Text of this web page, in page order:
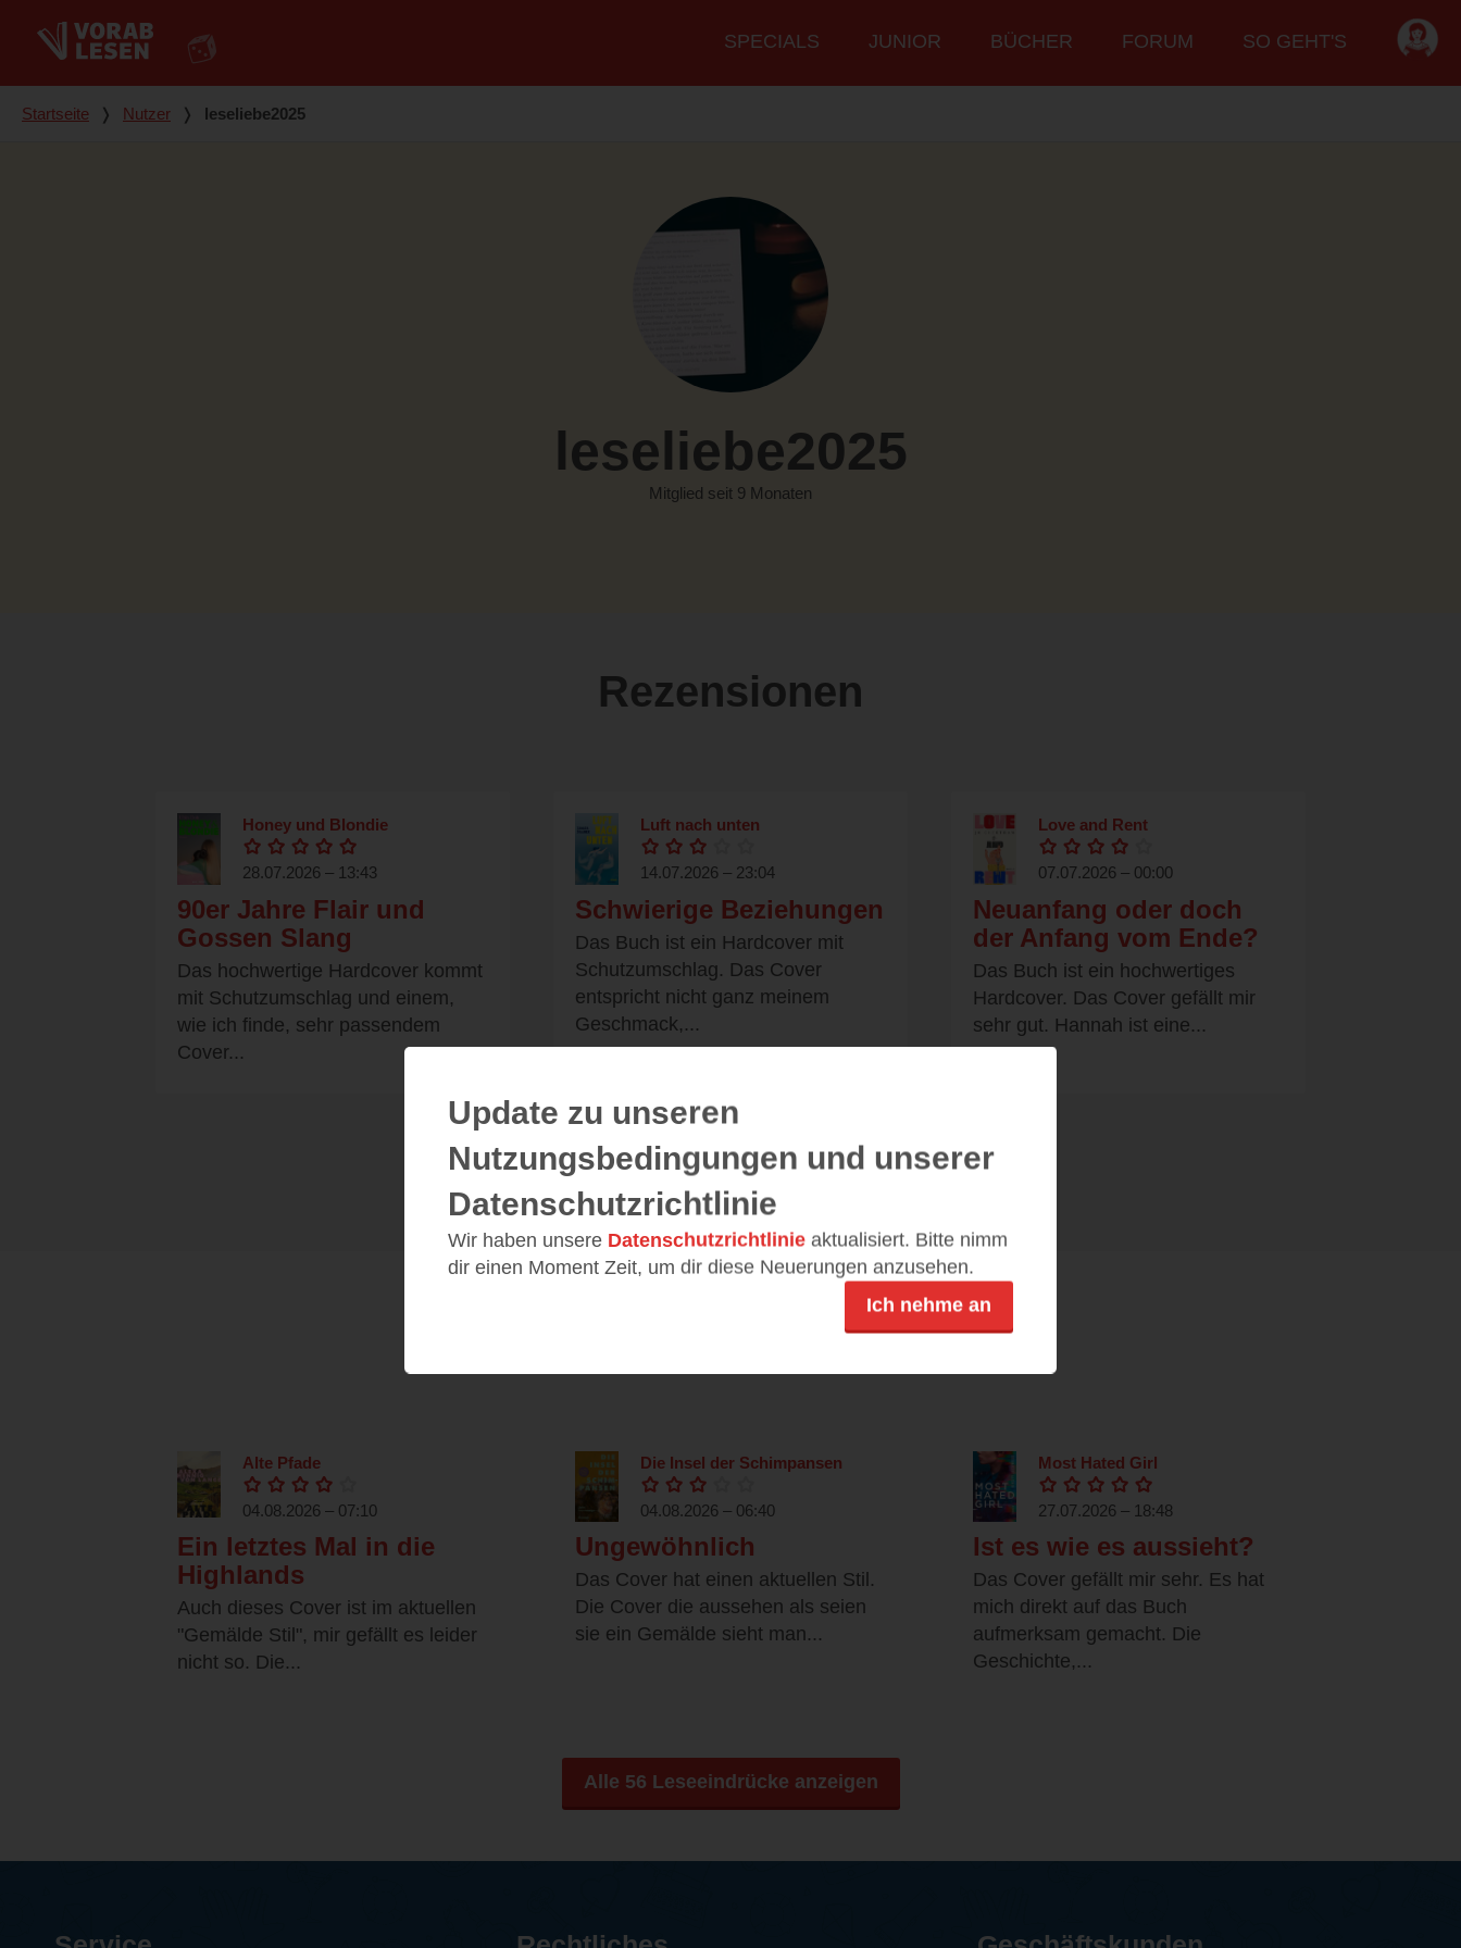
Hauptmenü
SPECIALS JUNIOR BÜCHER FORUM SO GEHT'S
Du bist hier
Startseite ❭ Nutzer ❭ leseliebe2025
leseliebe2025
Mitglied seit 9 Monaten
Rezensionen
Honey und Blondie
28.07.2026 – 13:43
90er Jahre Flair und
Gossen Slang
Das hochwertige Hardcover kommt
mit Schutzumschlag und einem,
wie ich finde, sehr passendem
Cover...
Luft nach unten
14.07.2026 – 23:04
Schwierige Beziehungen
Das Buch ist ein Hardcover mit
Schutzumschlag. Das Cover
entspricht nicht ganz meinem
Geschmack,...
Love and Rent
07.07.2026 – 00:00
Neuanfang oder doch
der Anfang vom Ende?
Das Buch ist ein hochwertiges
Hardcover. Das Cover gefällt mir
sehr gut. Hannah ist eine...
Alle 18 Rezensionen anzeigen
Leseeindrücke
Alte Pfade
04.08.2026 – 07:10
Ein letztes Mal in die
Highlands
Auch dieses Cover ist im aktuellen
"Gemälde Stil", mir gefällt es leider
nicht so. Die...
Die Insel der Schimpansen
04.08.2026 – 06:40
Ungewöhnlich
Das Cover hat einen aktuellen Stil.
Die Cover die aussehen als seien
sie ein Gemälde sieht man...
Most Hated Girl
27.07.2026 – 18:48
Ist es wie es aussieht?
Das Cover gefällt mir sehr. Es hat
mich direkt auf das Buch
aufmerksam gemacht. Die
Geschichte,...
Alle 56 Leseeindrücke anzeigen
Update zu unseren
Nutzungsbedingungen und unserer
Datenschutzrichtlinie
Wir haben unsere Datenschutzrichtlinie aktualisiert. Bitte nimm
dir einen Moment Zeit, um dir diese Neuerungen anzusehen.
Ich nehme an